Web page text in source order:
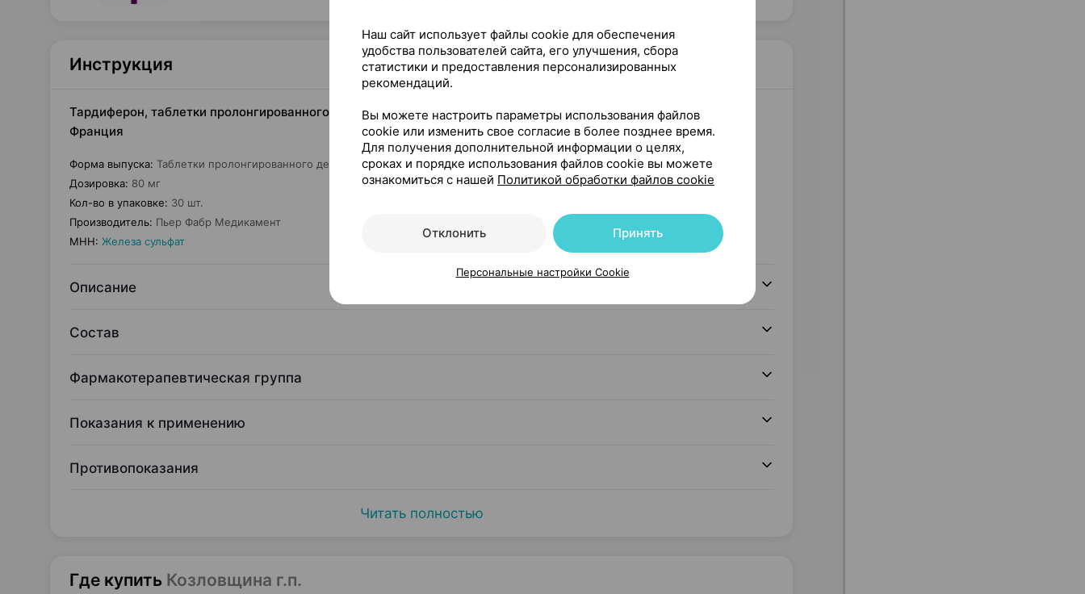
Инструкция
Тардиферон, таблетки пролонгированного действия покрытые оболочкой, 80 мг ×30, Пьер Фабр Медикамент
Франция
Форма выпуска: Таблетки пролонгированного действия покрытые оболочкой
Дозировка: 80 мг
Кол-во в упаковке: 30 шт.
Производитель: Пьер Фабр Медикамент
МНН: Железа сульфат
Описание
Состав
Фармакотерапевтическая группа
Показания к применению
Противопоказания
Читать полностью
Где купить Козловщина г.п.
Наш сайт использует файлы cookie для обеспечения
удобства пользователей сайта, его улучшения, сбора
статистики и предоставления персонализированных
рекомендаций.
Вы можете настроить параметры использования файлов
cookie или изменить свое согласие в более позднее время.
Для получения дополнительной информации о целях,
сроках и порядке использования файлов cookie вы можете
ознакомиться с нашей Политикой обработки файлов cookie
Отклонить Принять
Персональные настройки Cookie